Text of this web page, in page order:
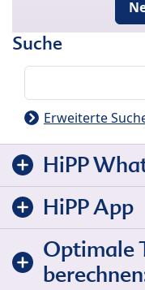
Suche
Erweiterte
HiPP
HiPP App
Optimale